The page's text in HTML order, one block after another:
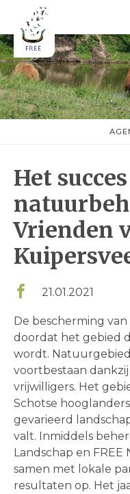
Overslaan
naar
de
inhoud
gaan
HOME
NIEUWS
KOM KIJKEN
WILDERNISVLEES
nieuwsmenu
Het
Vrienden
21.01.2021
De bescherming
doordat het gebied
wordt.
voortbestaan
vrijwilligers. Het
Schotse
gevarieerd
valt. Inmiddels
Landschap en FREE
samen met lokale
resultaten op. Het